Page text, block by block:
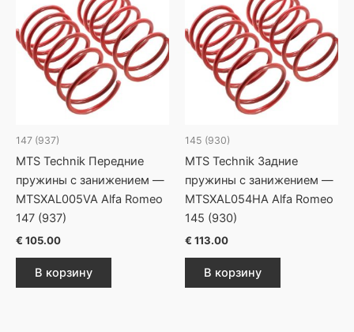
147 (937)
MTS Technik Передние
пружины с занижением —
MTSXAL005VA Alfa Romeo
147 (937)
€ 105.00
В корзину
145 (930)
MTS Technik Задние
пружины с занижением —
MTSXAL054HA Alfa Romeo
145 (930)
€ 113.00
В корзину